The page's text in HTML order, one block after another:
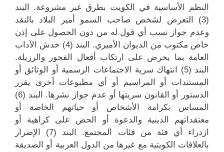
النظم الأساسية في الكويت بطرق غير مشروعة. البند
(3) التعرض لشخص صاحب السمو أمير البلاد بالنقد
وعدم جواز نسب أي قول له من دون الحصول على إذن
خاص مكتوب من الديوان الأميري. البند (4) خدش الآداب
العامة بما يحرض على ارتكاب أفعال الفجور والرزيلة.
البند (5) انتهاك سرية الاجتماعات الرسمية أو الوثائق أو
المستندات أو المراسيم أو أي مطبوعات أخرى يقرر
الدستور أو القانون سريتها أو عدم جواز نشرها. البند (6)
المساس بكرامة الأشخاص أو حياتهم الخاصة أو
معتقداتهم الدينية والدعوة أو الحض على كراهية أو
ازدراء أي فئة من فئات المجتمع. البند (7) الإضرار
بالعلاقات الكويتية مع غيرها من الدول العربية أو الصديقة